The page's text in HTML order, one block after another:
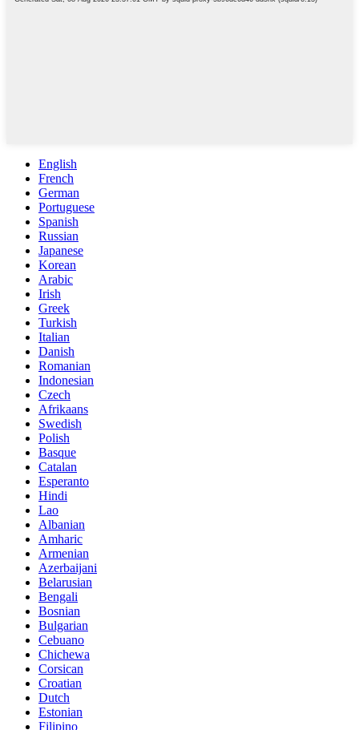
English
French
German
Portuguese
Spanish
Russian
Japanese
Korean
Arabic
Irish
Greek
Turkish
Italian
Danish
Romanian
Indonesian
Czech
Afrikaans
Swedish
Polish
Basque
Catalan
Esperanto
Hindi
Lao
Albanian
Amharic
Armenian
Azerbaijani
Belarusian
Bengali
Bosnian
Bulgarian
Cebuano
Chichewa
Corsican
Croatian
Dutch
Estonian
Filipino